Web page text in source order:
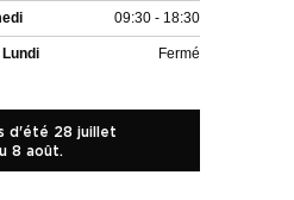
09:30 - 18:30
Lundi Fermé
d'été 28 juillet
8 août.